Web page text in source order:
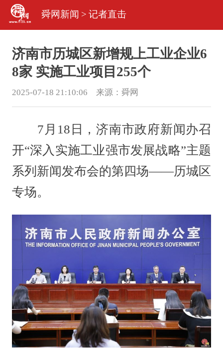
舜网新闻 > 记者直击
济南市历城区新增规上工业企业6
8家 实施工业项目255个
2025-07-18 21:10:06 来源： 舜网
7月18日，济南市政府新闻办召
开“深入实施工业强市发展战略”主题
系列新闻发布会的第四场——历城区
专场。